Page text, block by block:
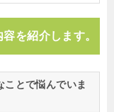
を紹介します。
ことで悩んでいま